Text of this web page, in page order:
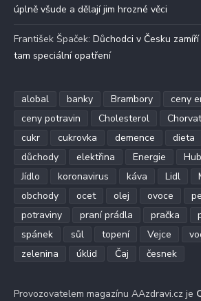
úplně všude a dělají jim hrozné věci
František Špaček: Důchodci v Česku
tam speciální opatření
alobal banky Brambory
ceny
ceny potravin
Cholesterol
cukr
cukrovka demence dieta
důchody
elektřina Energie
Jídlo
koronavirus káva Lidl
obchody
ocet olej ovoce
potraviny
praní prádla pračka
spánek
sůl topení Vejce
zelenina
úklid Čaj česnek
Provozovatelem magazínu AAzdravi.cz je